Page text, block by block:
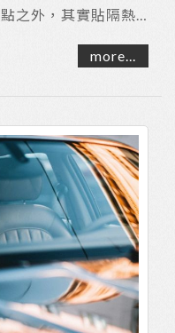
之外，其實貼隔熱
more...